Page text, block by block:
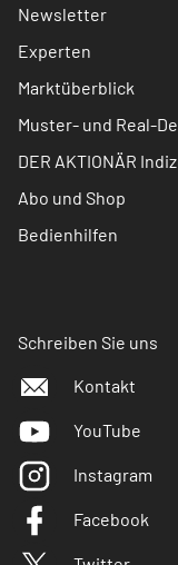
Newsletter
Experten
Marktüberblick
Muster- und Real-
DER AKTIONÄR
Abo und Shop
Bedienhilfen
Schreiben Sie uns
Kontakt
YouTube
Instagram
Facebook